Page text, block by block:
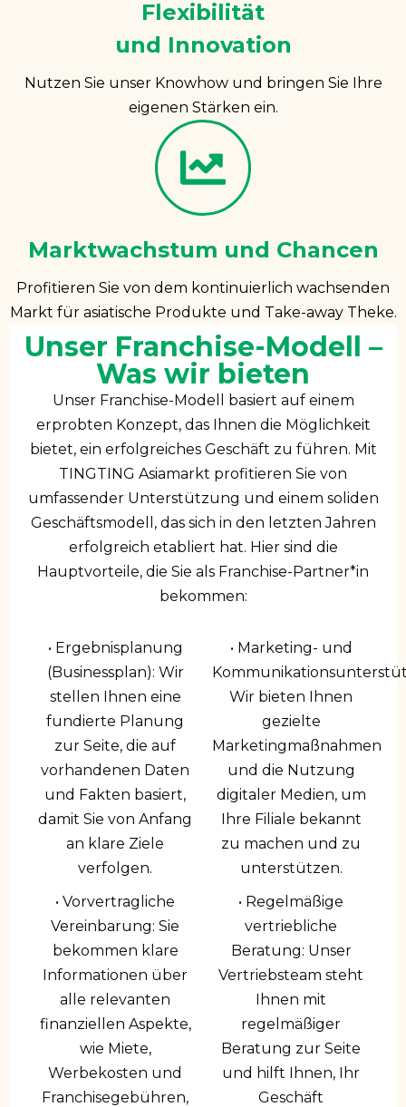
Flexibilität
und Innovation
Nutzen Sie unser Knowhow und bringen Sie Ihre
eigenen Stärken ein.
Marktwachstum und Chancen
Profitieren Sie von dem kontinuierlich wachsenden
Markt für asiatische Produkte und Take-away Theke.
Unser Franchise-Modell –
Was wir bieten
Unser Franchise-Modell basiert auf einem
erprobten Konzept, das Ihnen die Möglichkeit
bietet, ein erfolgreiches Geschäft zu führen. Mit
TINGTING Asiamarkt profitieren Sie von
umfassender Unterstützung und einem soliden
Geschäftsmodell, das sich in den letzten Jahren
erfolgreich etabliert hat. Hier sind die
Hauptvorteile, die Sie als Franchise-Partner*in
bekommen:
• Ergebnisplanung
(Businessplan): Wir
stellen Ihnen eine
fundierte Planung
zur Seite, die auf
vorhandenen Daten
und Fakten basiert,
damit Sie von Anfang
an klare Ziele
verfolgen.
• Vorvertragliche
Vereinbarung: Sie
bekommen klare
Informationen über
alle relevanten
finanziellen Aspekte,
wie Miete,
Werbekosten und
Franchisegebühren,
• Marketing- und
Wir bieten Ihnen
gezielte
Marketingmaßnahmen
und die Nutzung
digitaler Medien, um
Ihre Filiale bekannt
zu machen und zu
unterstützen.
• Regelmäßige
vertriebliche
Beratung: Unser
Vertriebsteam steht
Ihnen mit
regelmäßiger
Beratung zur Seite
und hilft Ihnen, Ihr
Geschäft